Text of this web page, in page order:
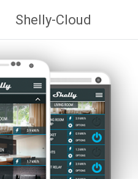
naar
de
Shelly-Cloud